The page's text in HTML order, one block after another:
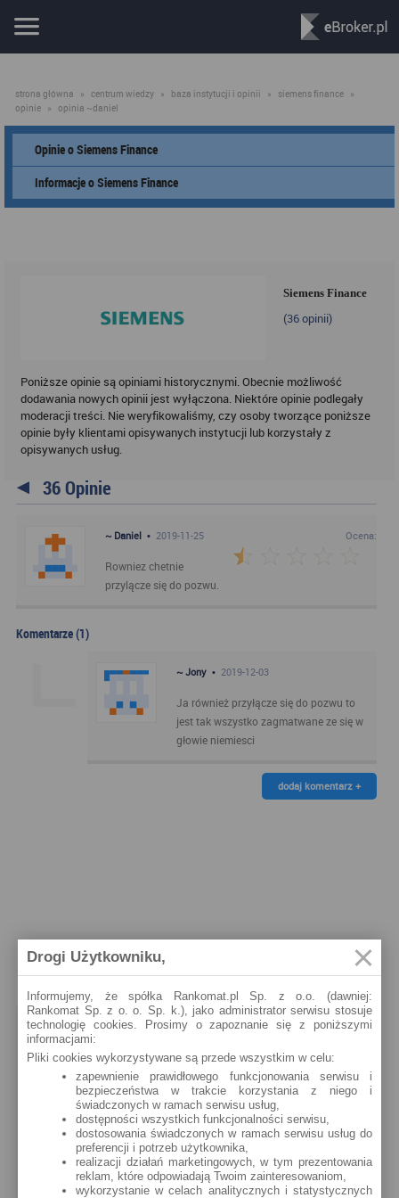
strona główna » centrum wiedzy » baza instytucji i opinii » siemens finance »
opinie » opinia ~daniel
Opinie o Siemens Finance
Informacje o Siemens Finance
Siemens Finance
(36opinii)
Poniższe opinie są opiniami historycznymi. Obecnie możliwość
dodawania nowych opinii jest wyłączona. Niektóre opinie podlegały
moderacji treści. Nie weryfikowaliśmy, czy osoby tworzące poniższe
opinie były klientami opisywanych instytucji lub korzystały z
opisywanych usług.
36 Opinie
~ Daniel • 2019-11-25 Ocena:
Rowniez chetnie
przylącze się do pozwu.
Komentarze (1)
~ Jony • 2019-12-03
Ja również przyłącze się do pozwu to
jest tak wszystko zagmatwane ze się w
głowie niemiesci
dodaj komentarz +
POLECANE ARTYKUŁY
Najnowsze
Najczęściej komentowane
Nawet 4,5% na lokacie bankowej po obniżkach
stóp jest wciąż możliwe!
Trudno uznać, że posiadaczy oszczędności ucieszyła
niedawna decyzja Rady Polityki Pieniężnej. Skutkowała
ona obniżeniem głównej stopy procentowej NBP...
Karta kredytowa Visa Bonus (RRSO: 22,98%):
Drogi Użytkowniku,
Informujemy, że spółka Rankomat.pl Sp. z o.o. (dawniej:
Rankomat Sp. z o. o. Sp. k.), jako administrator serwisu stosuje
technologię cookies. Prosimy o zapoznanie się z poniższymi
informacjami:
Pliki cookies wykorzystywane są przede wszystkim w celu:
zapewnienie prawidłowego funkcjonowania serwisu i
bezpieczeństwa w trakcie korzystania z niego i
świadczonych w ramach serwisu usług,
dostępności wszystkich funkcjonalności serwisu,
dostosowania świadczonych w ramach serwisu usług do
preferencji i potrzeb użytkownika,
realizacji działań marketingowych, w tym prezentowania
reklam, które odpowiadają Twoim zainteresowaniom,
wykorzystanie w celach analitycznych i statystycznych